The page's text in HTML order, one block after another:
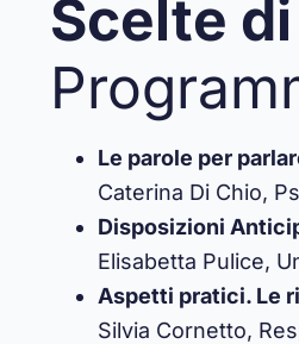
Scelte
Le parole per
Caterina Di Chio,
Disposizioni
Elisabetta Pulice,
Aspetti pratici. Le
Silvia Cornetto,